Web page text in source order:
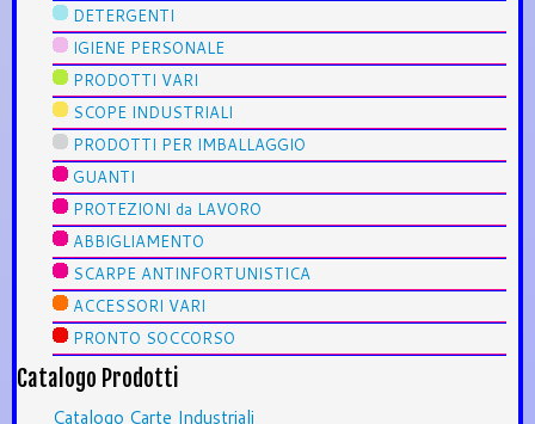
DETERGENTI
IGIENE PERSONALE
PRODOTTI VARI
SCOPE INDUSTRIALI
PRODOTTI PER IMBALLAGGIO
GUANTI
PROTEZIONI da LAVORO
ABBIGLIAMENTO
SCARPE ANTINFORTUNISTICA
ACCESSORI VARI
PRONTO SOCCORSO
Catalogo Prodotti
Catalogo Carte Industriali